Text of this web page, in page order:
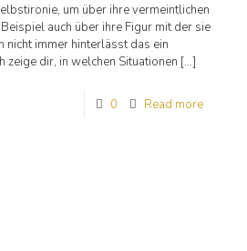
um über ihre vermeintlichen
auch über ihre Figur mit der sie
nicht immer hinterlässt das ein
zeige dir, in welchen Situationen […]
0 Read more